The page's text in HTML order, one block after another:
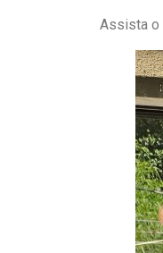
Assista o